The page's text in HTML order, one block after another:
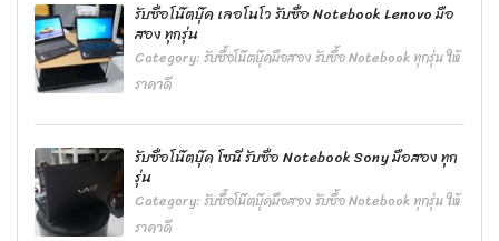
รับซื้อโน๊ตบุ๊ค เลอโนโว รับซื้อ Notebook Lenovo มือ
สอง ทุกรุ่น
Category:รับซื้อโน๊ตบุ๊คมือสอง รับซื้อ Notebook ทุกรุ่น ให้
ราคาดี
รับซื้อโน๊ตบุ๊ค โซนี่ รับซื้อ Notebook Sony มือสอง ทุก
รุ่น
Category:รับซื้อโน๊ตบุ๊คมือสอง รับซื้อ Notebook ทุกรุ่น ให้
ราคาดี